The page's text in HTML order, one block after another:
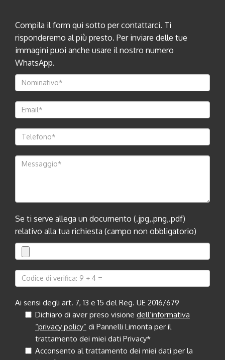
Compila il form qui sotto per contattarci. Ti
risponderemo al più presto. Per inviare delle tue
immagini puoi anche usare il nostro numero
WhatsApp.
Se ti serve allega un documento (.jpg,.png,.pdf)
relativo alla tua richiesta (campo non obbligatorio)
Ai sensi degli art. 7, 13 e 15 del Reg. UE 2016/679
Dichiaro di aver preso visione dell’informativa
“privacy policy” di Pannelli Limonta per il
trattamento dei miei dati Privacy*
Acconsento al trattamento dei miei dati per la